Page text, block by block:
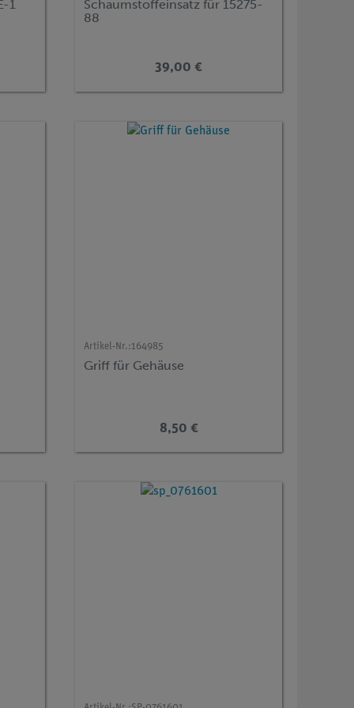
1
Schaumstoffeinsatz für 15275-
88
39,00 €
Artikel-Nr.:164985
Griff für Gehäuse
8,50 €